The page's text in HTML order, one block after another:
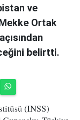
ve
Ortak
belirtti.
(INSS)